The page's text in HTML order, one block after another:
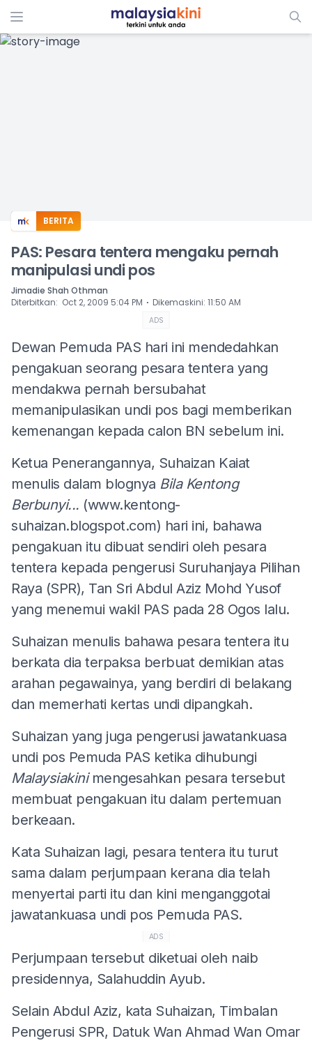
ADS
BERITA
PAS: Pesara tentera mengaku pernah
manipulasi undi pos
Jimadie Shah Othman
Diterbitkan: Oct 2, 2009 5:04 PM ⋅ Dikemaskini: 11:50 AM
ADS
Dewan Pemuda PAS hari ini mendedahkan
pengakuan seorang pesara tentera yang
mendakwa pernah bersubahat
memanipulasikan undi pos bagi memberikan
kemenangan kepada calon BN sebelum ini.
Ketua Penerangannya, Suhaizan Kaiat
menulis dalam blognya Bila Kentong
Berbunyi... (www.kentong-
suhaizan.blogspot.com) hari ini, bahawa
pengakuan itu dibuat sendiri oleh pesara
tentera kepada pengerusi Suruhanjaya Pilihan
Raya (SPR), Tan Sri Abdul Aziz Mohd Yusof
yang menemui wakil PAS pada 28 Ogos lalu.
Suhaizan menulis bahawa pesara tentera itu
berkata dia terpaksa berbuat demikian atas
arahan pegawainya, yang berdiri di belakang
dan memerhati kertas undi dipangkah.
Suhaizan yang juga pengerusi jawatankuasa
undi pos Pemuda PAS ketika dihubungi
Malaysiakini mengesahkan pesara tersebut
membuat pengakuan itu dalam pertemuan
berkeaan.
Kata Suhaizan lagi, pesara tentera itu turut
sama dalam perjumpaan kerana dia telah
menyertai parti itu dan kini menganggotai
jawatankuasa undi pos Pemuda PAS.
ADS
Perjumpaan tersebut diketuai oleh naib
presidennya, Salahuddin Ayub.
Selain Abdul Aziz, kata Suhaizan, Timbalan
Pengerusi SPR, Datuk Wan Ahmad Wan Omar